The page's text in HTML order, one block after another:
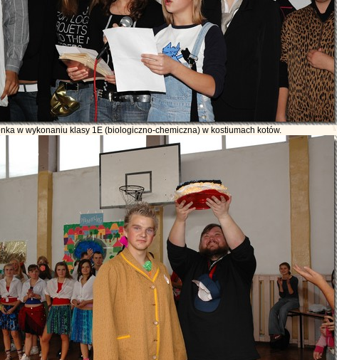
w wykonaniu klasy 1E (biologiczno-chemiczna) w kostiumach kotów.